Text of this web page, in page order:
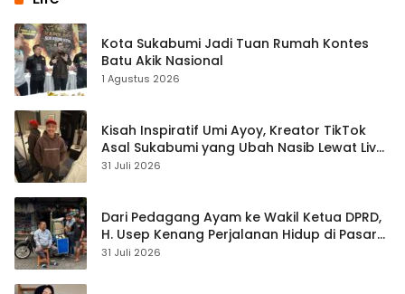
Kota Sukabumi Jadi Tuan Rumah Kontes
Batu Akik Nasional
1 Agustus 2026
Kisah Inspiratif Umi Ayoy, Kreator TikTok
Asal Sukabumi yang Ubah Nasib Lewat Live
Streaming
31 Juli 2026
Dari Pedagang Ayam ke Wakil Ketua DPRD,
H. Usep Kenang Perjalanan Hidup di Pasar
Cisaat
31 Juli 2026